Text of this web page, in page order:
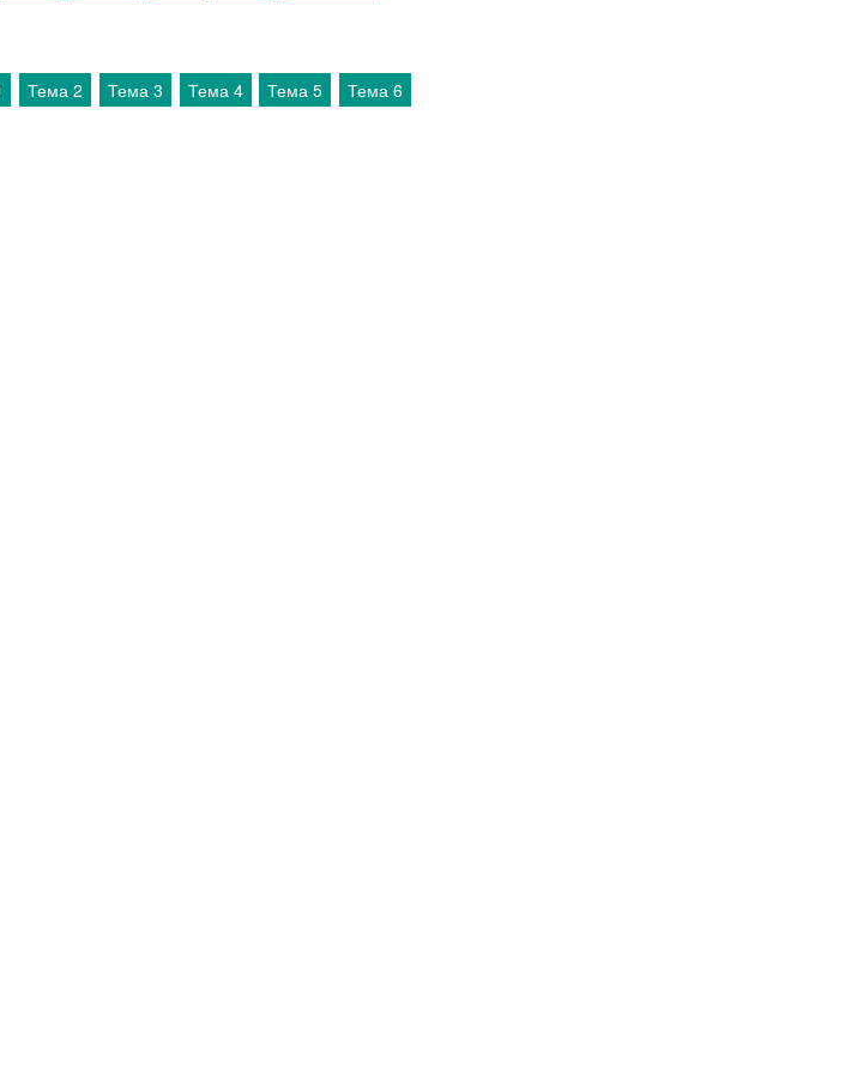
Тема 2 Тема 3 Тема 4 Тема 5 Тема 6